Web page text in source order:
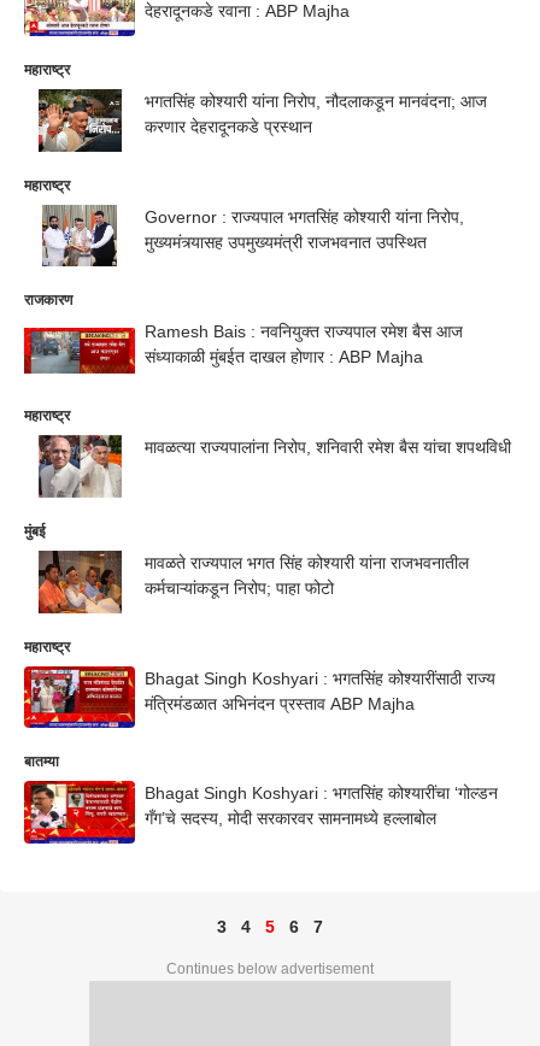
देहरादूनकडे रवाना : ABP Majha
महाराष्ट्र
भगतसिंह कोश्यारी यांना निरोप, नौदलाकडून मानवंदना; आज
करणार देहरादूनकडे प्रस्थान
महाराष्ट्र
Governor : राज्यपाल भगतसिंह कोश्यारी यांना निरोप,
मुख्यमंत्र्यासह उपमुख्यमंत्री राजभवनात उपस्थित
राजकारण
Ramesh Bais : नवनियुक्त राज्यपाल रमेश बैस आज
संध्याकाळी मुंबईत दाखल होणार : ABP Majha
महाराष्ट्र
मावळत्या राज्यपालांना निरोप, शनिवारी रमेश बैस यांचा शपथविधी
मुंबई
मावळते राज्यपाल भगत सिंह कोश्यारी यांना राजभवनातील
कर्मचाऱ्यांकडून निरोप; पाहा फोटो
महाराष्ट्र
Bhagat Singh Koshyari : भगतसिंह कोश्यारींसाठी राज्य
मंत्रिमंडळात अभिनंदन प्रस्ताव ABP Majha
बातम्या
Bhagat Singh Koshyari : भगतसिंह कोश्यारींचा ‘गोल्डन
गँग’चे सदस्य, मोदी सरकारवर सामनामध्ये हल्लाबोल
3 4 5 6 7
Continues below advertisement